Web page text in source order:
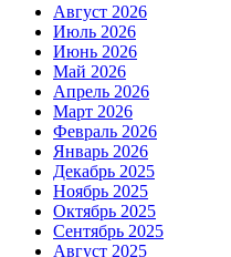
Август 2026
Июль 2026
Июнь 2026
Май 2026
Апрель 2026
Март 2026
Февраль 2026
Январь 2026
Декабрь 2025
Ноябрь 2025
Октябрь 2025
Сентябрь 2025
Август 2025